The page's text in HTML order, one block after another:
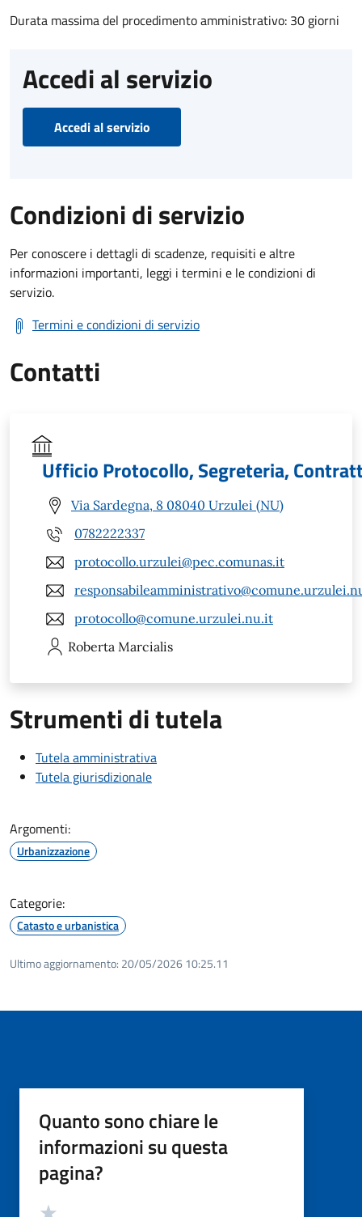
Durata massima del procedimento amministrativo: 30 giorni
Accedi al servizio
Accedi al servizio
Condizioni di servizio
Per conoscere i dettagli di scadenze, requisiti e altre
informazioni importanti, leggi i termini e le condizioni di
servizio.
Termini e condizioni di servizio
Contatti
Ufficio Protocollo, Segreteria,
Via Sardegna, 8 08040 Urzulei (NU)
0782222337
protocollo.urzulei@pec.comunas.it
protocollo@comune.urzulei.nu.it
Roberta Marcialis
Strumenti di tutela
Tutela amministrativa
Tutela giurisdizionale
Argomenti:
Urbanizzazione
Categorie:
Catasto e urbanistica
Ultimo aggiornamento: 20/05/2026 10:25.11
Quanto sono chiare le
informazioni su questa
pagina?
Valutazione